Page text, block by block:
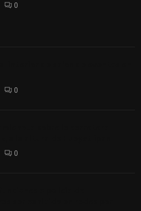
0
0
0